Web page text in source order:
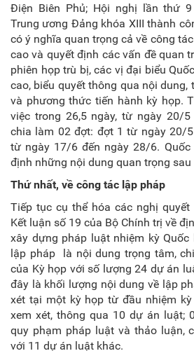
Điện Biên Phủ; Hội nghị lần thứ
Trung ương Đảng khóa XIII thành
có ý nghĩa quan trọng cả về công
cao và quyết định các vấn đề quan
phiên họp trù bị, các vị đại biểu
cao, biểu quyết thông qua nội dung,
và phương thức tiến hành kỳ họp.
việc trong 26,5 ngày, từ ngày 20/
chia làm 02 đợt: đợt 1 từ ngày 20/
từ ngày 17/6 đến ngày 28/6. Quốc
định những nội dung quan trọng sau
Thứ nhất, về công tác lập pháp
Tiếp tục cụ thể hóa các nghị
Kết luận số 19 của Bộ Chính trị về
xây dựng pháp luật nhiệm kỳ Quốc
lập pháp là nội dung trọng tâm,
của Kỳ họp với số lượng 24 dự án
đây là khối lượng nội dung về lập
xét tại một kỳ họp từ đầu nhiệm kỳ
xem xét, thông qua 10 dự án luật;
quy phạm pháp luật và thảo luận,
với 11 dự án luật khác.